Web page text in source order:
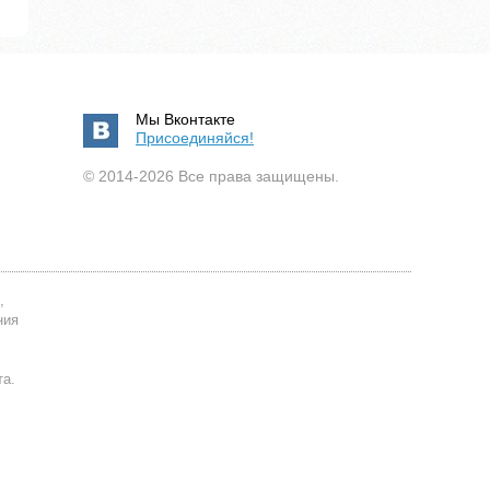
Мы Вконтакте
Присоединяйся!
© 2014-2026 Все права защищены.